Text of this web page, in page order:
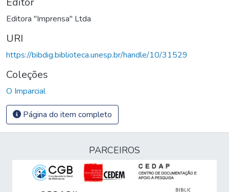
Editora "Imprensa" Ltda
URI
https://bibdig.biblioteca.unesp.br/handle/10/31529
Coleções
O Imparcial
Página do item completo
PARCEIROS